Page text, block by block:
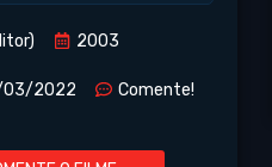
2003
03/2022 Comente!